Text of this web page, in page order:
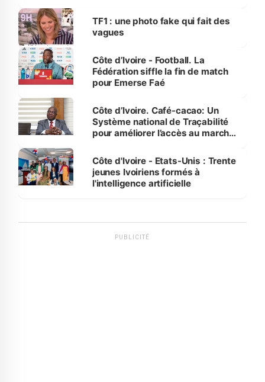
sur la scène internationale »
TF1 : une photo fake qui fait des
vagues
Côte d’Ivoire - Football. La
Fédération siffle la fin de match
pour Emerse Faé
Côte d’Ivoire. Café-cacao: Un
Système national de Traçabilité
pour améliorer l’accès au marché
Côte d'Ivoire - Etats-Unis : Trente
jeunes Ivoiriens formés à
l'intelligence artificielle
PUBLICITÉ